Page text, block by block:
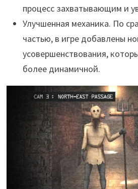
процесс захватывающим и
Улучшенная механика. По
частью, в игре добавлены
усовершенствования,
более динамичной.